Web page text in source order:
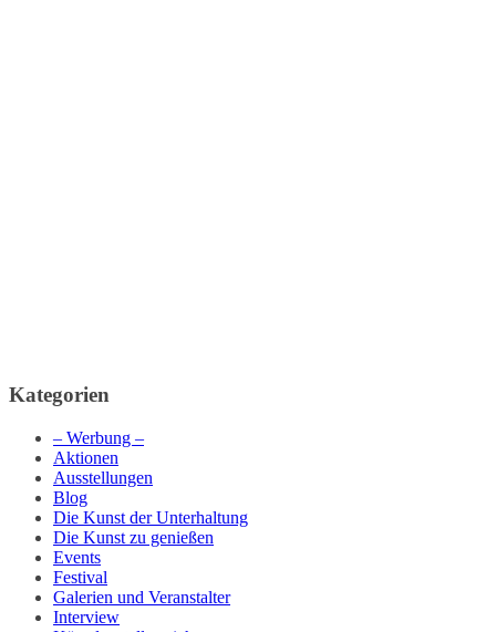
Kategorien
– Werbung –
Aktionen
Ausstellungen
Blog
Die Kunst der Unterhaltung
Die Kunst zu genießen
Events
Festival
Galerien und Veranstalter
Interview